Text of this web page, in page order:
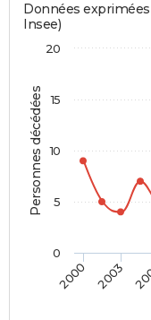
Personnes décédées
Données
Insee)
2000 2003
5
10
15
0
20